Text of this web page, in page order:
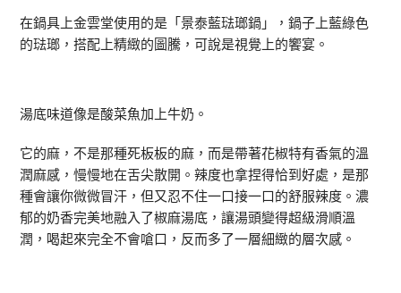
在鍋具上金雲堂使用的是「景泰藍琺瑯鍋」，鍋子上藍綠色
的琺瑯，搭配上精緻的圖騰，可說是視覺上的饗宴。
湯底味道像是酸菜魚加上牛奶。
它的麻，不是那種死板板的麻，而是帶著花椒特有香氣的溫
潤麻感，慢慢地在舌尖散開。辣度也拿捏得恰到好處，是那
種會讓你微微冒汗，但又忍不住一口接一口的舒服辣度。濃
郁的奶香完美地融入了椒麻湯底，讓湯頭變得超級滑順溫
潤，喝起來完全不會嗆口，反而多了一層細緻的層次感。